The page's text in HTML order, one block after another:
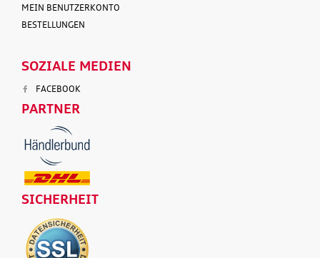
MEIN BENUTZERKONTO
BESTELLUNGEN
SOZIALE MEDIEN
FACEBOOK
PARTNER
SICHERHEIT